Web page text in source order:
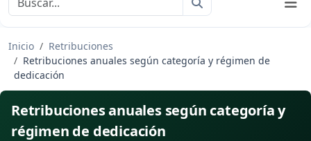
Inicio
Retribuciones
Retribuciones anuales según categoría y régimen de
dedicación
Retribuciones anuales según categoría y
régimen de dedicación